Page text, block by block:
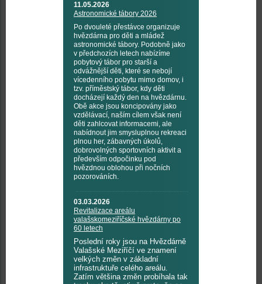
11.05.2026
Astronomické tábory 2026
Po dvouleté přestávce organizuje
hvězdárna pro děti a mládež
astronomické tábory. Podobně jako
v předchozích letech nabízíme
pobytový tábor pro starší a
odvážnější děti, které se nebojí
vícedenního pobytu mimo domov, i
tzv. příměstský tábor, kdy děti
docházejí každý den na hvězdárnu.
Obě akce jsou koncipovány jako
vzdělávací, naším cílem však není
děti zahlcovat informacemi, ale
nabídnout jim smysluplnou rekreaci
plnou her, zábavných úkolů,
dobrovolných sportovních aktivit a
především odpočinku pod
hvězdnou oblohou při nočních
pozorováních.
03.03.2026
Revitalizace areálu
valašskomeziříčské hvězdárny po
60 letech
Poslední roky jsou na Hvězdárně
Valašské Meziříčí ve znamení
velkých změn v základní
infrastruktuře celého areálu.
Zatím většina změn probíhala tak